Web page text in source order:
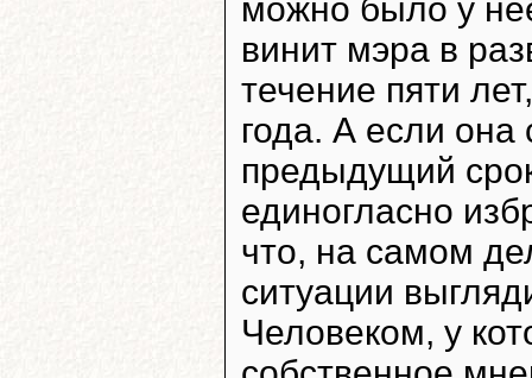
можно было у
винит мэра в
течение пяти
года. А если она
предыдущий
единогласно
что, на самом
ситуации
Человеком, у